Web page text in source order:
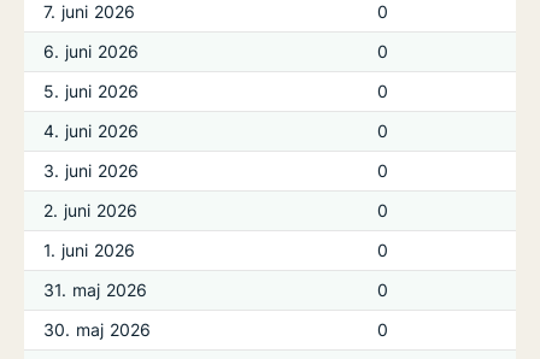
7. juni 2026
0
6. juni 2026
0
5. juni 2026
0
4. juni 2026
0
3. juni 2026
0
2. juni 2026
0
1. juni 2026
0
31. maj 2026
0
30. maj 2026
0